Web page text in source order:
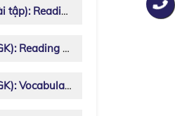
Lesson 7 (Bài tập): Reading
Lesson 3 (SGK): Reading (Lớp 10)
Lesson 2 (SGK): Vocabulary - Lớp 10